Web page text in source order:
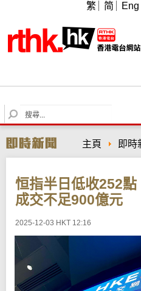
繁 简 Eng
S
e
r
c
主頁 即時
恒指半日低收252
成交不足900億元
2025-12-03 HKT 12:16